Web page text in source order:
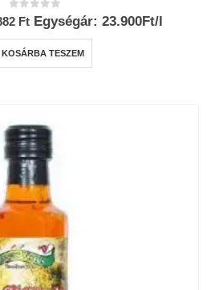
0 az 5-ből
Ft Egységár: 23.900Ft/l
KOSÁRBA TESZEM